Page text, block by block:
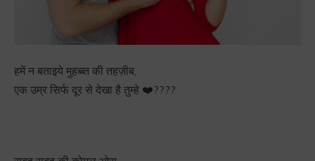
हमें न बताइये मुहब्ब्त की तहज़ीब,
एक उम्र सिर्फ दूर से देखा है तुम्हे ❤️????